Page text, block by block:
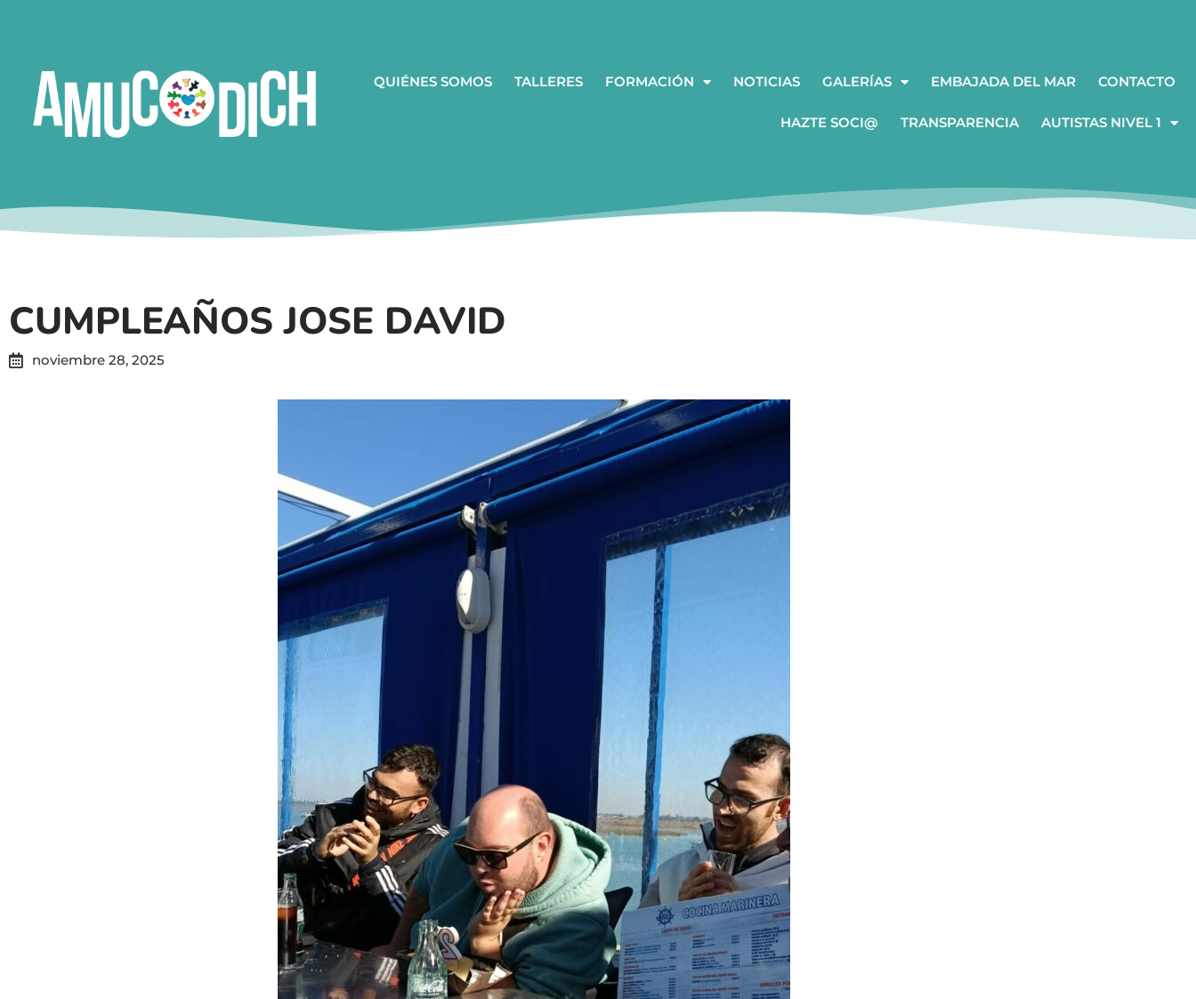
QUIÉNES SOMOS TALLERES FORMACIÓN NOTICIAS GALERÍAS EMBAJADA DEL MAR CONTACTO
HAZTE SOCI@ TRANSPARENCIA AUTISTAS NIVEL 1
CUMPLEAÑOS JOSE DAVID
noviembre 28, 2025